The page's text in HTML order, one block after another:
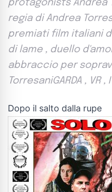
protagonists Andrea
regia di Andrea
premiati film italiani
di lame , duello
abbraccio per
TorresaniGARDA , VR ,
Dopo il salto dalla rupe